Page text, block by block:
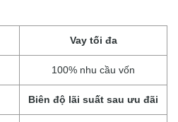
Vay tối đa
100% nhu cầu vốn
Biên độ lãi suất sau ưu đãi